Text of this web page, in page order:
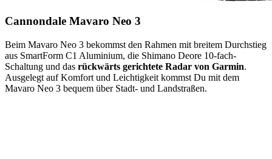
Cannondale Mavaro Neo 3
Beim Mavaro Neo 3 bekommst den Rahmen mit breitem Durchstieg
aus SmartForm C1 Aluminium, die Shimano Deore 10-fach-
Schaltung und das rückwärts gerichtete Radar von Garmin.
Ausgelegt auf Komfort und Leichtigkeit kommst Du mit dem
Mavaro Neo 3 bequem über Stadt- und Landstraßen.